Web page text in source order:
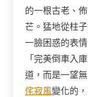
的一根古老、
芒。猛地從柱
一臉困惑的表
「完美倒車入
道，而是一望
侘寂風變化的